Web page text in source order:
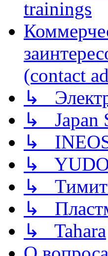
trainings
(contact
↳
↳ Japan
↳
↳
↳
↳
↳ Tahara